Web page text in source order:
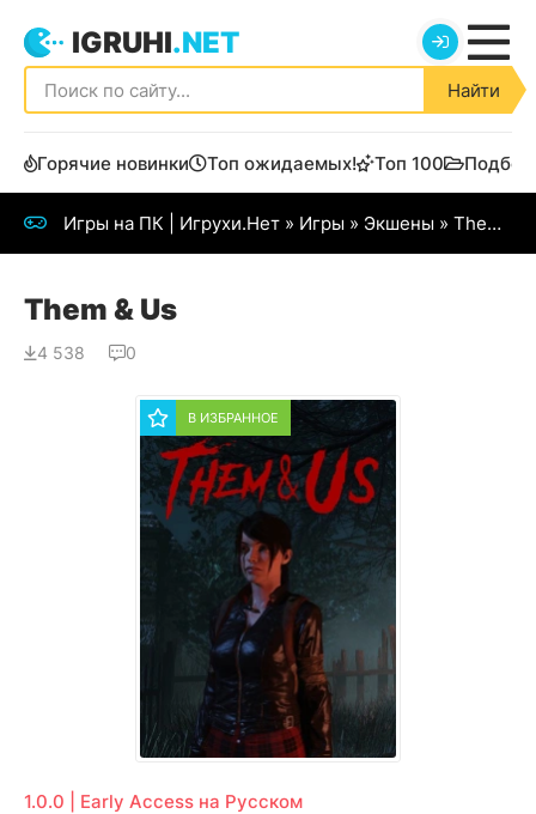
IGRUHI.NET
Найти
Горячие новинки Топ ожидаемых! Топ 100
Игры на ПК | Игрухи.Нет » Игры » Экшены » Them & Us
Them & Us
4 538 0
В ИЗБРАННОЕ
1.0.0 | Early Access на Русском